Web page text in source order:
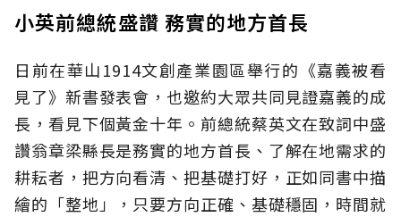
小英前總統盛讚 務實的地方首長
日前在華山1914文創產業園區舉行的《嘉義被看
見了》新書發表會，也邀約大眾共同見證嘉義的成
長，看見下個黃金十年。前總統蔡英文在致詞中盛
讚翁章梁縣長是務實的地方首長、了解在地需求的
耕耘者，把方向看清、把基礎打好，正如同書中描
繪的「整地」，只要方向正確、基礎穩固，時間就